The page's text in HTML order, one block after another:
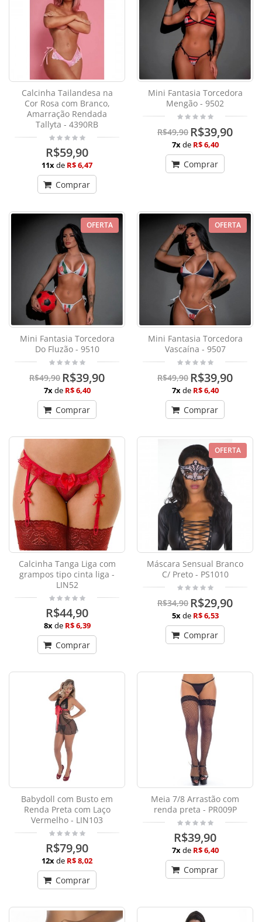
Calcinha Tailandesa na
Cor Rosa com Branco,
Amarração Rendada
Tallyta - 4390RB
R$59,90
11xde R$ 6,47
Comprar
Mini Fantasia Torcedora
Mengão - 9502
R$49,90 R$39,90
7xde R$ 6,40
Comprar
OFERTA
Mini Fantasia Torcedora
Do Fluzão - 9510
R$49,90 R$39,90
7xde R$ 6,40
Comprar
OFERTA
Mini Fantasia Torcedora
Vascaína - 9507
R$49,90 R$39,90
7xde R$ 6,40
Comprar
Calcinha Tanga Liga com
grampos tipo cinta liga -
LIN52
R$44,90
8xde R$ 6,39
Comprar
OFERTA
Máscara Sensual Branco
C/ Preto - PS1010
R$34,90 R$29,90
5xde R$ 6,53
Comprar
Babydoll com Busto em
Renda Preta com Laço
Vermelho - LIN103
R$79,90
12xde R$ 8,02
Comprar
Meia 7/8 Arrastão com
renda preta - PR009P
R$39,90
7xde R$ 6,40
Comprar